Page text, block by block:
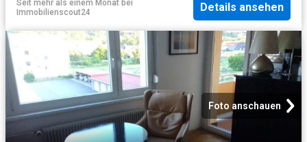
Seit mehr als einem Monat bei
Immobilienscout24
Details ansehen
Foto anschauen